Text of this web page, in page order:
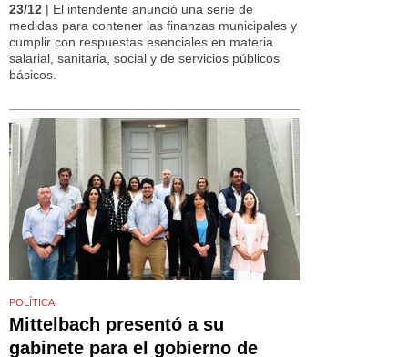
23/12 | El intendente anunció una serie de
medidas para contener las finanzas municipales y
cumplir con respuestas esenciales en materia
salarial, sanitaria, social y de servicios públicos
básicos.
POLÍTICA
Mittelbach presentó a su
gabinete para el gobierno de